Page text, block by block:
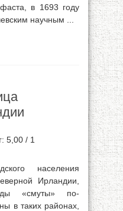
в 1693 году
научным ...
5,00 / 1
населения
Ирландии,
«смуты» по-
в таких районах,